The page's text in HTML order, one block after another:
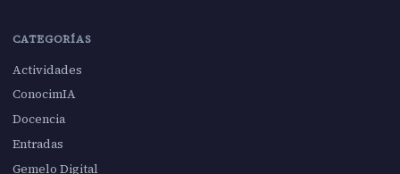
CATEGORÍAS
Actividades
ConocimIA
Docencia
Entradas
Gemelo Digital